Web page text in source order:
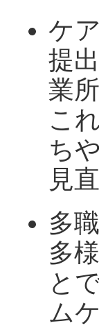
ケ
提
業
こ
ち
見
多
多
と
ム